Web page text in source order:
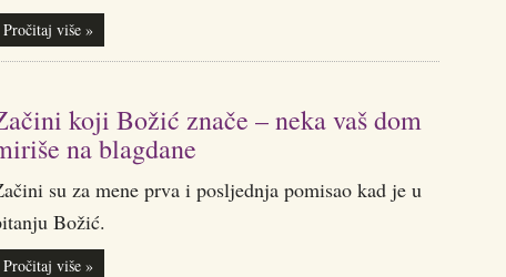
Pročitaj više »
koji Božić znače – neka vaš dom
na blagdane
su za mene prva i posljednja pomisao kad je u
Božić.
Pročitaj više »